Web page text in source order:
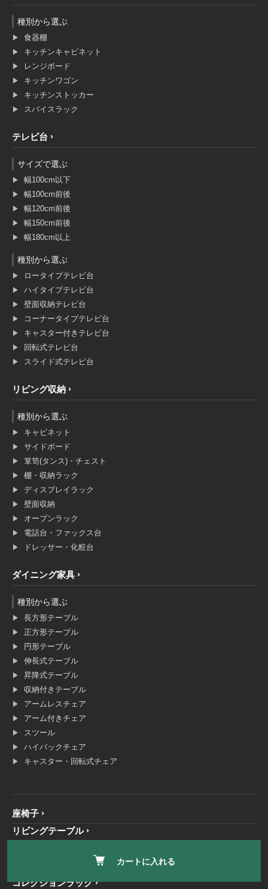
カートに入れる
種別から選ぶ
食器棚
キッチンキャビネット
レンジボード
キッチンワゴン
キッチンストッカー
スパイスラック
テレビ台
サイズで選ぶ
幅100cm以下
幅100cm前後
幅120cm前後
幅150cm前後
幅180cm以上
種別から選ぶ
ロータイプテレビ台
ハイタイプテレビ台
壁面収納テレビ台
コーナータイプテレビ台
キャスター付きテレビ台
回転式テレビ台
スライド式テレビ台
リビング収納
種別から選ぶ
キャビネット
サイドボード
箪笥(タンス)・チェスト
棚・収納ラック
ディスプレイラック
壁面収納
オープンラック
電話台・ファックス台
ドレッサー・化粧台
ダイニング家具
種別から選ぶ
長方形テーブル
正方形テーブル
円形テーブル
伸長式テーブル
昇降式テーブル
収納付きテーブル
アームレスチェア
アーム付きチェア
スツール
ハイバックチェア
キャスター・回転式チェア
座椅子
リビングテーブル
本棚・書棚・シェルフ
コレクションラック